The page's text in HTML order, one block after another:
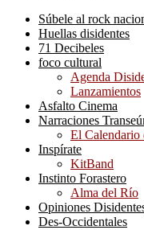
Súbele al rock
Huellas disidentes
71 Decibeles
foco cultural
Agenda
Lanzamientos
Asfalto Cinema
Narraciones
El Calendario
Inspírate
KitBand
Instinto Forastero
Alma del Río
Opiniones
Des-Occidentales